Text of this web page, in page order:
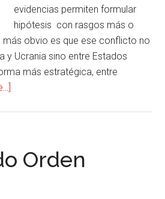
evidencias permiten formular
hipótesis con rasgos más o
obvio es que ese conflicto no
y Ucrania sino entre Estados
más estratégica, entre
Orden